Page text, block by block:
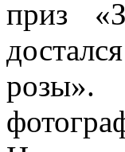
приз «